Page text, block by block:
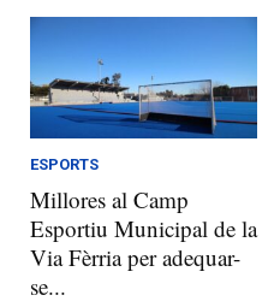
ESPORTS
Millores al Camp
Esportiu Municipal de la
Via Fèrria per adequar-
se...